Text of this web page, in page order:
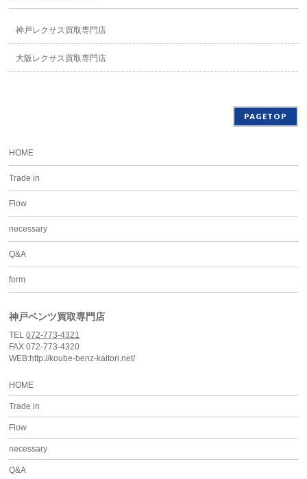
神戸レクサス買取専門店
大阪レクサス買取専門店
PAGETOP
HOME
Trade in
Flow
necessary
Q&A
form
神戸ベンツ買取専門店
TEL072-773-4321
FAX 072-773-4320
WEB:http://koube-benz-kaitori.net/
HOME
Trade in
Flow
necessary
Q&A